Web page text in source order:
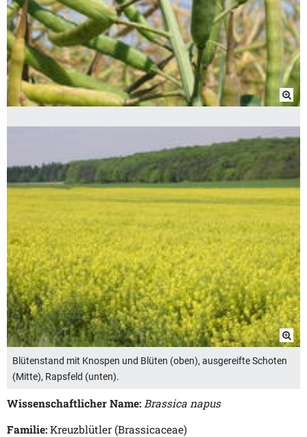
Blütenstand mit Knospen und Blüten (oben), ausgereifte Schoten
(Mitte), Rapsfeld (unten).
Wissenschaftlicher Name: Brassica napus
Familie: Kreuzblütler (Brassicaceae)